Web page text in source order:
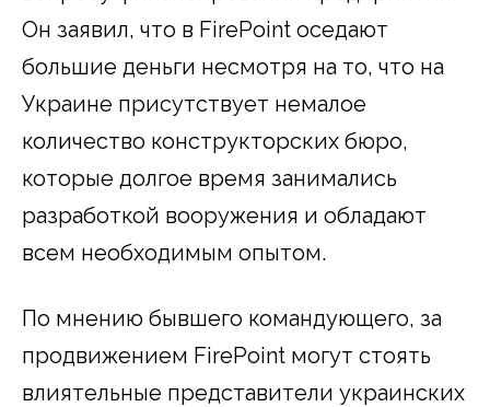
Он заявил, что в FirePoint оседают
большие деньги несмотря на то, что на
Украине присутствует немалое
количество конструкторских бюро,
которые долгое время занимались
разработкой вооружения и обладают
всем необходимым опытом.
По мнению бывшего командующего, за
продвижением FirePoint могут стоять
влиятельные представители украинских